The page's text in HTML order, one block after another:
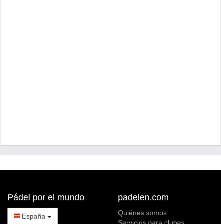
Pádel por el mundo
España
padelen.com
Quiénes somos